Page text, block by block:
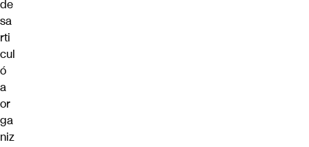
de
sa
rti
cul
ó
a
or
ga
niz